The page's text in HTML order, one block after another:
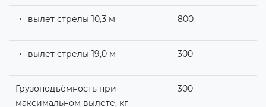
вылет стрелы 10,3 м 800
вылет стрелы 19,0 м 300
Грузоподъёмность при
максимальном вылете, кг
300